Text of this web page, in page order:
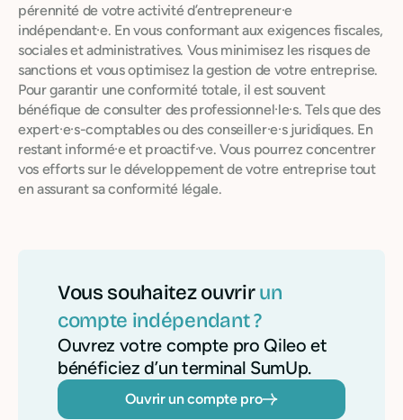
pérennité de votre activité d’entrepreneur·e
indépendant·e. En vous conformant aux exigences fiscales,
sociales et administratives. Vous minimisez les risques de
sanctions et vous optimisez la gestion de votre entreprise.
Pour garantir une conformité totale, il est souvent
bénéfique de consulter des professionnel·le·s. Tels que des
expert·e·s-comptables ou des conseiller·e·s juridiques. En
restant informé·e et proactif·ve. Vous pourrez concentrer
vos efforts sur le développement de votre entreprise tout
en assurant sa conformité légale.
Vous souhaitez ouvrirun
compte indépendant ?
Ouvrez votre compte pro Qileo et
bénéficiez d’un terminal SumUp.
Ouvrir un compte pro